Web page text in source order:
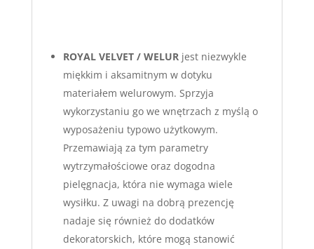
ROYAL VELVET / WELURjest niezwykle
miękkim i aksamitnym w dotyku
materiałem welurowym. Sprzyja
wykorzystaniu go we wnętrzach z myślą o
wyposażeniu typowo użytkowym.
Przemawiają za tym parametry
wytrzymałościowe oraz dogodna
pielęgnacja, która nie wymaga wiele
wysiłku. Z uwagi na dobrą prezencję
nadaje się również do dodatków
dekoratorskich, które mogą stanowić